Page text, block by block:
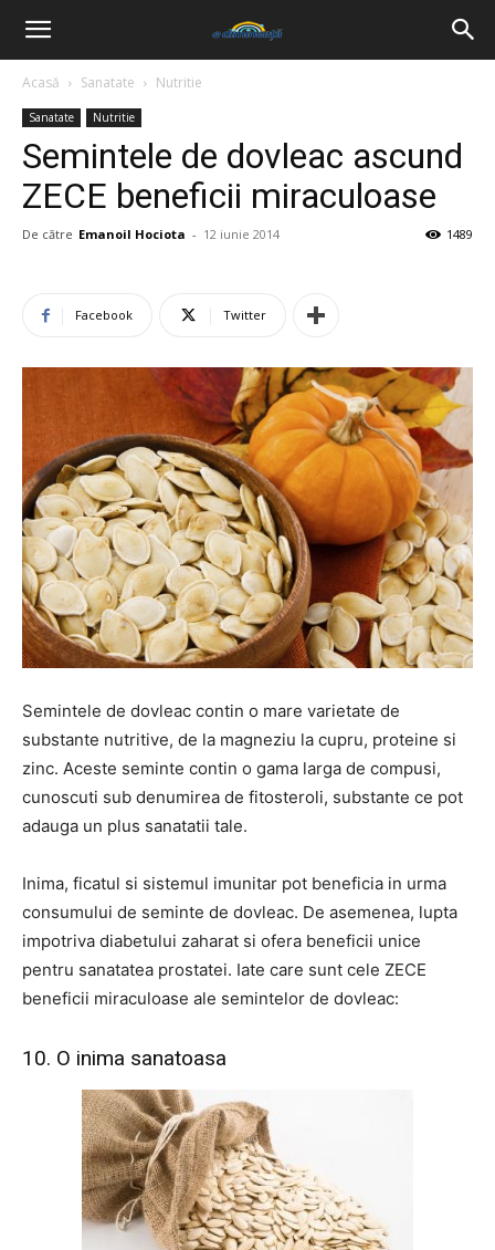
Acasă Sanatate Nutritie
Sanatate Nutritie
Semintele de dovleac ascund
ZECE beneficii miraculoase
De către Emanoil Hociota - 12 iunie 2014 1489
Facebook Twitter
Semintele de dovleac contin o mare varietate de
substante nutritive, de la magneziu la cupru, proteine si
zinc. Aceste seminte contin o gama larga de compusi,
cunoscuti sub denumirea de fitosteroli, substante ce pot
adauga un plus sanatatii tale.
Inima, ficatul si sistemul imunitar pot beneficia in urma
consumului de seminte de dovleac. De asemenea, lupta
impotriva diabetului zaharat si ofera beneficii unice
pentru sanatatea prostatei. Iate care sunt cele ZECE
beneficii miraculoase ale semintelor de dovleac:
10. O inima sanatoasa